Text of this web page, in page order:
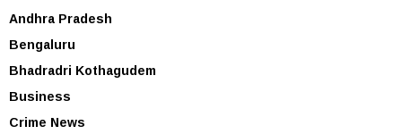
Andhra Pradesh
Bengaluru
Bhadradri Kothagudem
Business
Crime News